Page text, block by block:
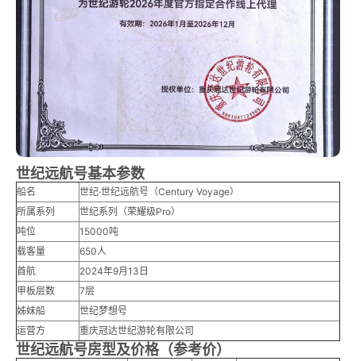
世纪远航号基本参数
船名
世纪·世纪远航号（Century Voyage）
所属系列
世纪系列（荣耀级Pro）
吨位
15000吨
载客量
650人
首航
2024年9月13日
甲板层数
7层
姊妹船
世纪梦想号
运营方
重庆冠达世纪游轮有限公司
世纪远航号房型及价格（参考价）